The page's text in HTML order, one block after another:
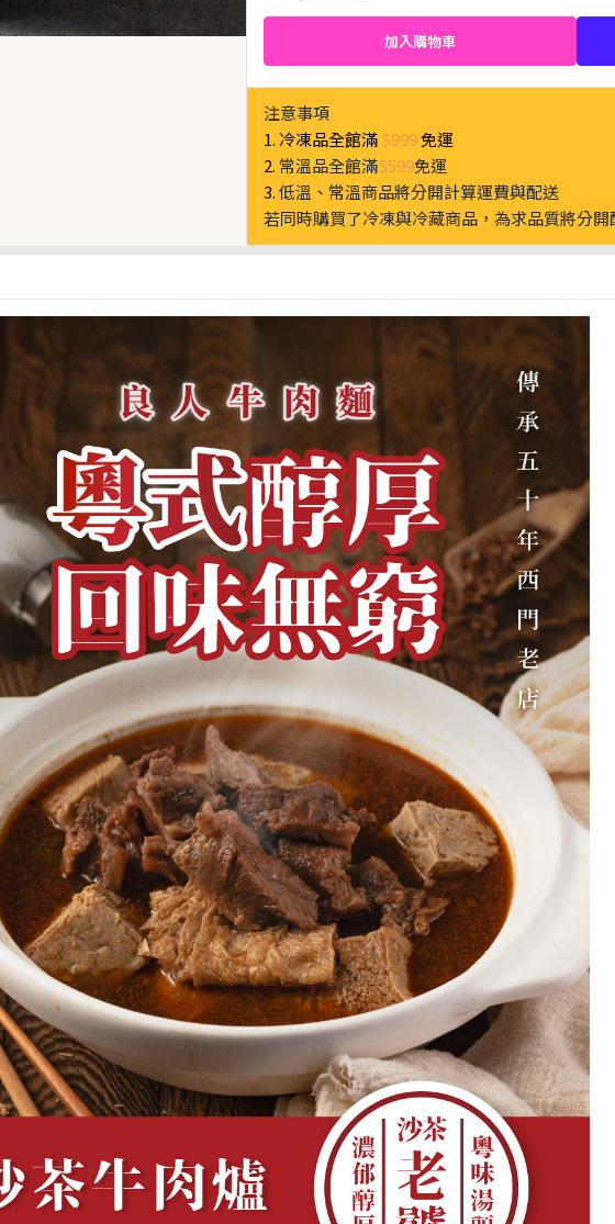
加入購物車
注意事項
1. 冷凍品全館滿 $999免運
2. 常溫品全館滿$599免運
3.低溫、常溫商品將分開計算運費與配送
若同時購買了冷凍與冷藏商品，為求品質將分開